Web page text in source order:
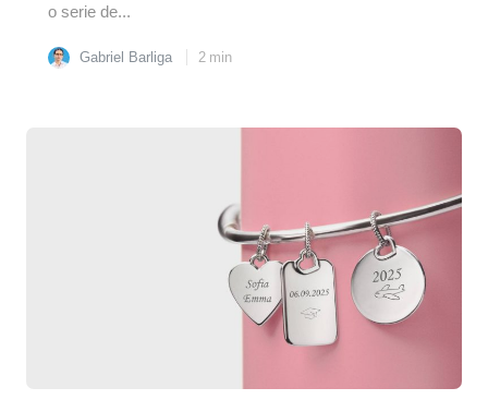
o serie de...
Gabriel Barliga 2 min